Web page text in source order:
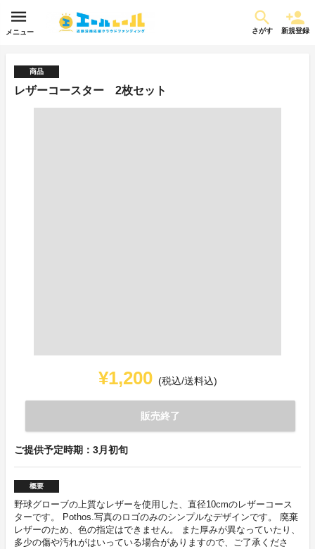
メニュー さがす 新規登録
商品
レザーコースター 2枚セット
¥1,200 (税込/送料込)
販売終了
ご提供予定時期：3月初旬
概要
野球グローブの上質なレザーを使用した、直径10cmのレザーコース
ターです。 Pothos.写真のロゴのみのシンプルなデザインです。 廃棄
レザーのため、色の指定はできません。 また厚みが異なっていたり、
多少の傷や汚れがはいっている場合がありますので、ご了承くださ